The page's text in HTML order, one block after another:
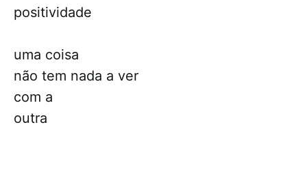
positividade
uma coisa
não tem nada a ver
com a
outra